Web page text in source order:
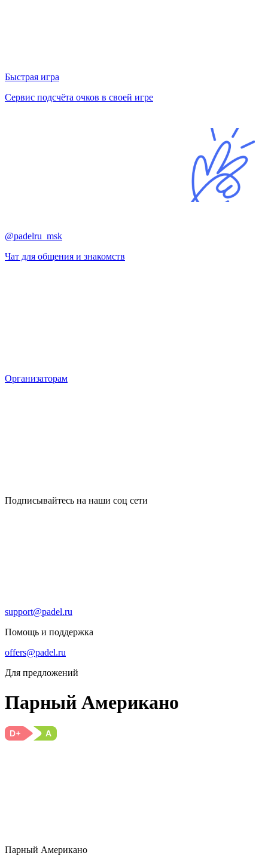
Быстрая игра
Сервис подсчёта очков в своей игре
@padelru_msk
Чат для общения и знакомств
Организаторам
Подписывайтесь на наши соц сети
support@padel.ru
Помощь и поддержка
offers@padel.ru
Для предложений
Парный Американо
Парный Американо